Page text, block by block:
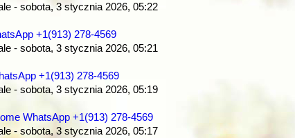
- sobota, 3 stycznia 2026, 05:22
+1(913) 278-4569
- sobota, 3 stycznia 2026, 05:21
+1(913) 278-4569
- sobota, 3 stycznia 2026, 05:19
WhatsApp +1(913) 278-4569
- sobota, 3 stycznia 2026, 05:17